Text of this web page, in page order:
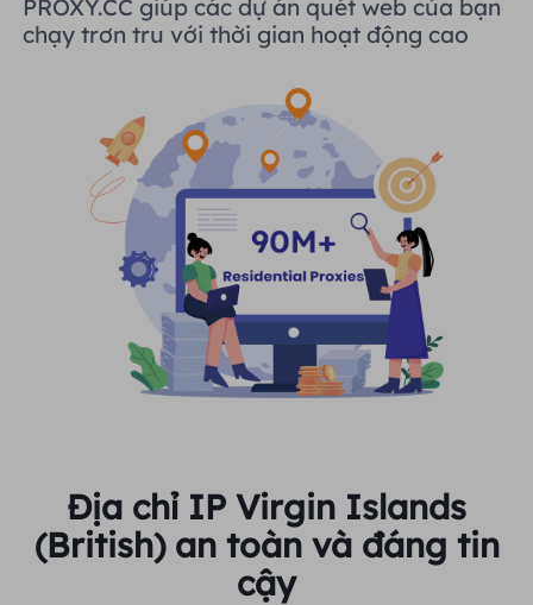
PROXY.CC giúp các dự án quét web của bạn
chạy trơn tru với thời gian hoạt động cao
Địa chỉ IP Virgin Islands
(British) an toàn và đáng tin
cậy